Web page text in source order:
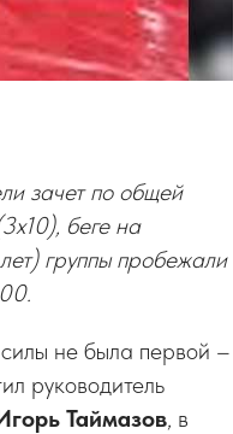
зачет по общей
беге на
группы пробежали
не была первой –
руководитель
Таймазов, в